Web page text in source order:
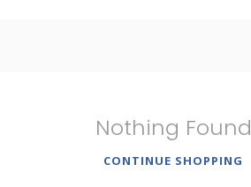
Nothing Found
CONTINUE SHOPPING